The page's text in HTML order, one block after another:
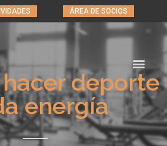
ÁREA DE SOCIOS
hacer deporte
energía